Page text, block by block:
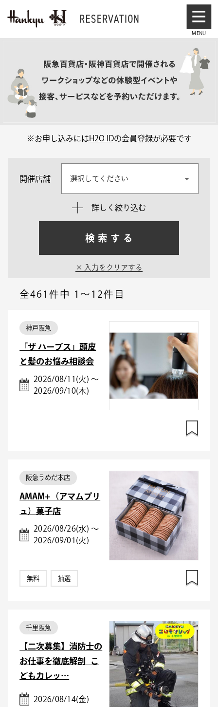
※お申し込みにはH2O IDの会員登録が必要です
開催店舗 選択してください
詳しく絞り込む
検索する
入力をクリアする
全461件中 1～12件目
神戸阪急
「ザ ハーブス」頭皮
と髪のお悩み相談会
2026/08/11(火) ～
2026/09/10(木)
阪急うめだ本店
AMAM+（アマムプリ
ュ）菓子店
2026/08/26(水) ～
2026/09/01(火)
無料 抽選
千里阪急
【二次募集】消防士の
お仕事を徹底解剖_こ
どもカレッ…
2026/08/14(金)